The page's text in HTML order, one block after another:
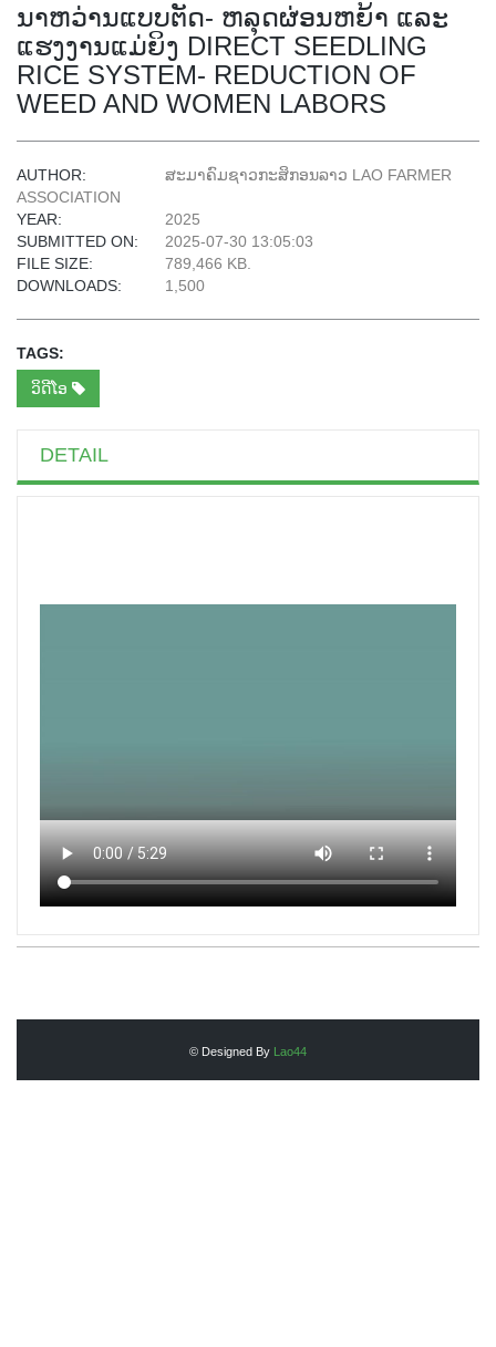
ນາຫວ່ານແບບຕັດ- ຫລຸດຜ່ອນຫຍ້າ ແລະ
ແຮງງານແມ່ຍິງ DIRECT SEEDLING
RICE SYSTEM- REDUCTION OF
WEED AND WOMEN LABORS
AUTHOR:
ສະມາຄົມຊາວກະສິກອນລາວ LAO FARMER
ASSOCIATION
YEAR:
2025
SUBMITTED ON:
2025-07-30 13:05:03
FILE SIZE:
789,466 KB.
DOWNLOADS:
1,500
TAGS:
ວິດີໂອ
DETAIL
© Designed By Lao44